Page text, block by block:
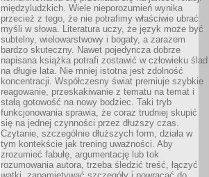
międzyludzkich. Wiele nieporozumień wynika
przecież z tego, że nie potrafimy właściwie ubrać
myśli w słowa. Literatura uczy, że język może być
subtelny, wielowarstwowy i bogaty, a zarazem
bardzo skuteczny. Nawet pojedyncza dobrze
napisana książka potrafi zostawić w człowieku ślad
na długie lata. Nie mniej istotna jest zdolność
koncentracji. Współczesny świat premiuje szybkie
reagowanie, przeskakiwanie z tematu na temat i
stałą gotowość na nowy bodziec. Taki tryb
funkcjonowania sprawia, że coraz trudniej skupić
się na jednej czynności przez dłuższy czas.
Czytanie, szczególnie dłuższych form, działa w
tym kontekście jak trening uważności. Aby
zrozumieć fabułę, argumentację lub tok
rozumowania autora, trzeba śledzić treść, łączyć